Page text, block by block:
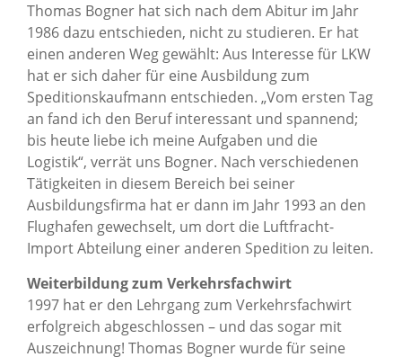
Thomas Bogner hat sich nach dem Abitur im Jahr
1986 dazu entschieden, nicht zu studieren. Er hat
einen anderen Weg gewählt: Aus Interesse für LKW
hat er sich daher für eine Ausbildung zum
Speditionskaufmann entschieden. „Vom ersten Tag
an fand ich den Beruf interessant und spannend;
bis heute liebe ich meine Aufgaben und die
Logistik“, verrät uns Bogner. Nach verschiedenen
Tätigkeiten in diesem Bereich bei seiner
Ausbildungsfirma hat er dann im Jahr 1993 an den
Flughafen gewechselt, um dort die Luftfracht-
Import Abteilung einer anderen Spedition zu leiten.
Weiterbildung zum Verkehrsfachwirt
1997 hat er den Lehrgang zum Verkehrsfachwirt
erfolgreich abgeschlossen – und das sogar mit
Auszeichnung! Thomas Bogner wurde für seine